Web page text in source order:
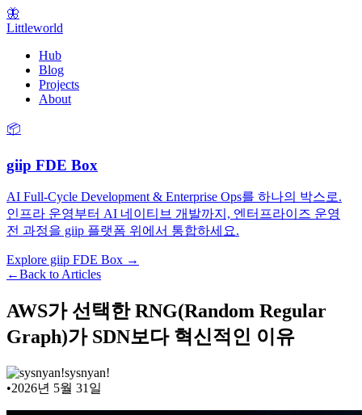
🦋
Littleworld
Hub
Blog
Projects
About
📦
giip FDE Box
AI Full-Cycle Development & Enterprise Ops를 하나의 박스로.
인프라 운영부터 AI 네이티브 개발까지, 엔터프라이즈 운영
전 과정을 giip 플랫폼 위에서 통합하세요.
Explore giip FDE Box →
←Back to Articles
AWS가 선택한 RNG(Random Regular
Graph)가 SDN보다 혁신적인 이유
sysnyan!
•2026년 5월 31일